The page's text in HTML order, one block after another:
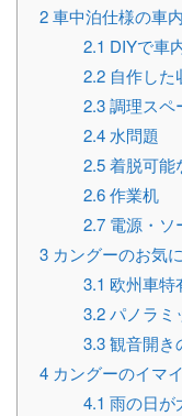
2車中泊仕様の車
2.1 DIYで車
2.2 自作した
2.3調理スペ
2.4 水問題
2.5着脱可能
2.6作業机
2.7 電源・ソ
3 カングーのお気
3.1 欧州車特
3.2パノラミ
3.3観音開き
4 カングーのイマ
4.1 雨の日が